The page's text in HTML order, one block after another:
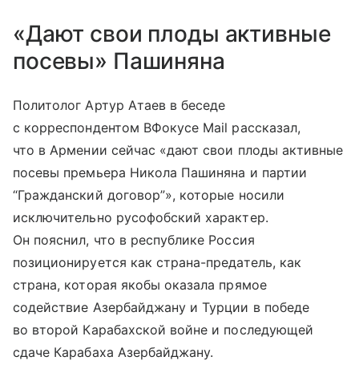
«Дают свои плоды активные
посевы» Пашиняна
Политолог Артур Атаев в беседе
с корреспондентом ВФокусе Mail рассказал,
что в Армении сейчас «дают свои плоды активные
посевы премьера Никола Пашиняна и партии
“Гражданский договор”», которые носили
исключительно русофобский характер.
Он пояснил, что в республике Россия
позиционируется как страна-предатель, как
страна, которая якобы оказала прямое
содействие Азербайджану и Турции в победе
во второй Карабахской войне и последующей
сдаче Карабаха Азербайджану.